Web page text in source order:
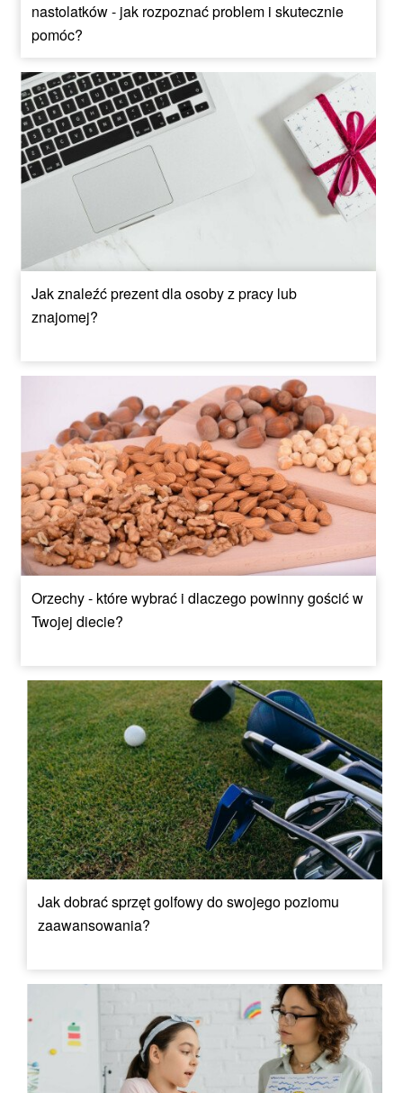
nastolatków - jak rozpoznać problem i skutecznie
pomóc?
Jak znaleźć prezent dla osoby z pracy lub
znajomej?
Orzechy - które wybrać i dlaczego powinny gościć w
Twojej diecie?
Jak dobrać sprzęt golfowy do swojego poziomu
zaawansowania?